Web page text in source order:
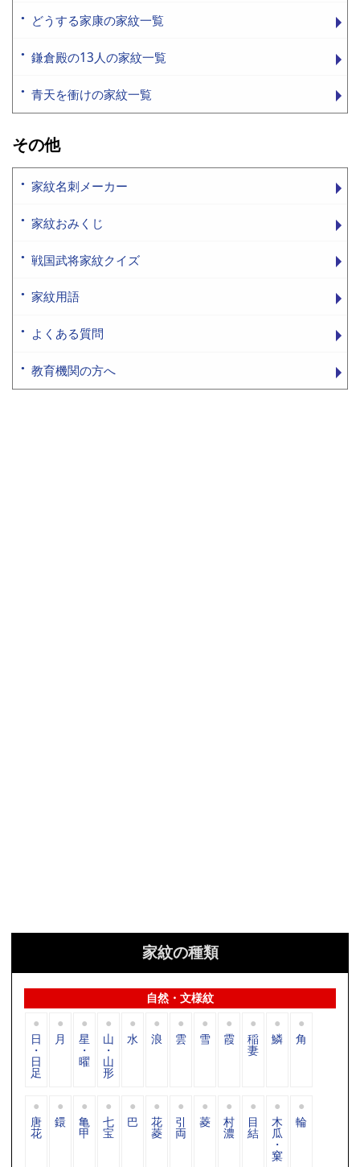
どうする家康の家紋一覧
鎌倉殿の13人の家紋一覧
青天を衝けの家紋一覧
その他
家紋名刺メーカー
家紋おみくじ
戦国武将家紋クイズ
家紋用語
よくある質問
教育機関の方へ
家紋の種類
自然・文様紋
日
・
日
足
月 星
・
曜
山
・
山
形
水 浪 雲 雪 霞 稲
妻
鱗 角
唐
花
鐶 亀
甲
七
宝
巴 花
菱
引
両
菱 村
濃
目
結
木
瓜
・
窠
輪